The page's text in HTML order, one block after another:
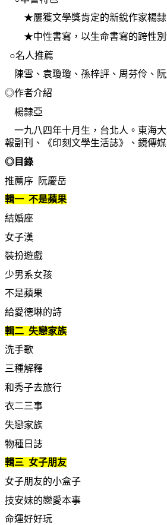
★屢獲文學獎肯定的新銳作家楊隸
★中性書寫，以生命書寫的跨性別
○名人推薦
陳雪、袁瓊瓊、孫梓評、周芬伶、
◎作者介紹
楊隸亞
一九八四年十月生，台北人。東海
報副刊、《印刻文學生活誌》、鏡傳媒
◎目錄
推薦序 阮慶岳
輯一 不是蘋果
結婚座
女子漢
裝扮遊戲
少男系女孩
不是蘋果
給愛德琳的詩
輯二 失戀家族
洗手歌
三種解釋
和秀子去旅行
衣二三事
失戀家族
物種日誌
輯三 女子朋友
女子朋友的小盒子
技安妹的戀愛本事
命運好好玩